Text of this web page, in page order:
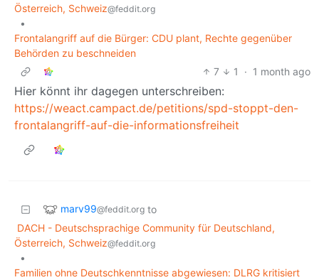
Österreich, Schweiz@feddit.org
•
Frontalangriff auf die Bürger: CDU plant, Rechte gegenüber
Behörden zu beschneiden
7
1 · 1 month ago
Hier könnt ihr dagegen unterschreiben:
https://weact.campact.de/petitions/spd-stoppt-den-
frontalangriff-auf-die-informationsfreiheit
marv99@feddit.org to
DACH - Deutschsprachige Community für Deutschland,
Österreich, Schweiz@feddit.org
•
Familien ohne Deutschkenntnisse abgewiesen: DLRG kritisiert